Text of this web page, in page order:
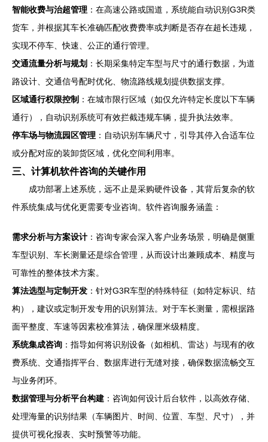
智能收费与治超管理 ：在高速公路或国道，系统能自动识别G3R类
货车，并根据其车长准确匹配收费费率或判断是否存在超长违规，
实现不停车、快速、公正的通行管理。
交通流量分析与规划 ：长期采集特定车型与尺寸的通行数据，为道
路设计、交通信号配时优化、物流路线规划提供数据支撑。
区域通行权限控制 ：在城市限行区域（如仅允许特定长度以下车辆
通行），自动识别系统可有效拦截违规车辆，提升执法效率。
停车场与物流园区管理 ：自动识别车辆尺寸，引导其停入合适车位
或分配对应的装卸货区域，优化空间利用率。
三、计算机软件咨询的关键作用
成功部署上述系统，远不止是采购硬件设备，其背后复杂的软
件系统集成与优化更需要专业咨询。软件咨询服务涵盖：
需求分析与方案设计 ：咨询专家会深入客户业务场景，明确是侧重
车型识别、车长测量还是综合管理，从而设计出兼顾成本、精度与
可靠性的整体技术方案。
算法选型与定制开发 ：针对G3R车型的特殊特征（如特定标识、结
构），建议或定制开发专用的识别算法。对于车长测量，需根据路
面平整度、车速等因素校准算法，确保厘米级精度。
系统集成咨询 ：指导如何将识别设备（如相机、雷达）与现有的收
费系统、交通指挥平台、数据库进行无缝对接，确保数据流畅交互
与业务闭环。
数据管理与分析平台构建 ：咨询如何设计后台软件，以高效存储、
处理海量的识别结果（车辆图片、时间、位置、车型、尺寸），并
提供可视化报表、实时预警等功能。